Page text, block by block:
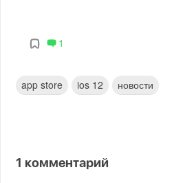
1
app store ios 12 новости
1 комментарий